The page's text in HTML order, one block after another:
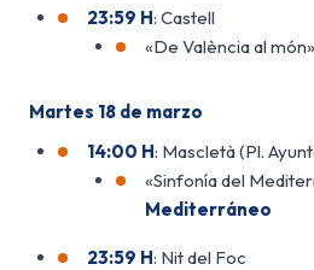
23:59 H: Castell
«De València al
Martes 18 de marzo
14:00 H: Mascletà (Pl.
«Sinfonía del
Mediterráneo
23:59 H: Nit del Foc